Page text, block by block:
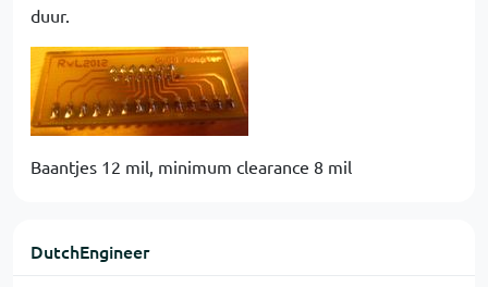
duur.
Baantjes 12 mil, minimum clearance 8 mil
DutchEngineer